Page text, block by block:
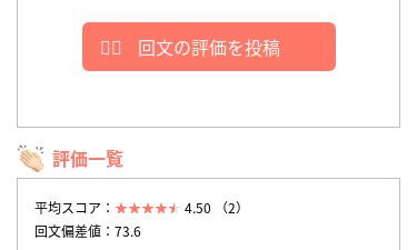
回文の評価を投稿
評価一覧
平均スコア：
4.50 （2）
回文偏差値：73.6